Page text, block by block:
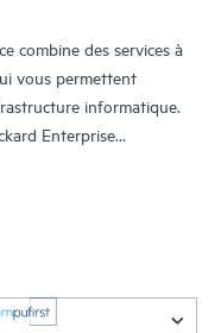
combine des services à
vous permettent
informatique.
Enterprise
sur vos produits HPE.
échange de pièces
au support